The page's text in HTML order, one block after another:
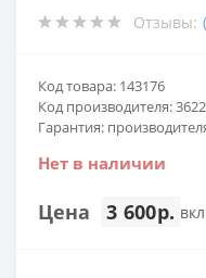
Отзывы:
Код товара: 143176
Код производителя: 3622
Гарантия:
Нет в наличии
Цена 3 600р.